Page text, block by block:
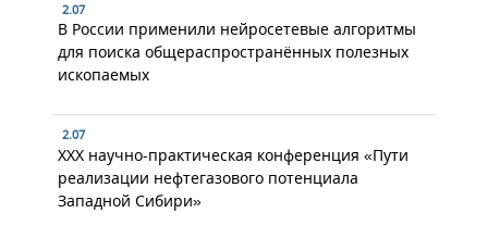
2.07
В России применили нейросетевые алгоритмы
для поиска общераспространённых полезных
ископаемых
2.07
XXX научно-практическая конференция «Пути
реализации нефтегазового потенциала
Западной Сибири»